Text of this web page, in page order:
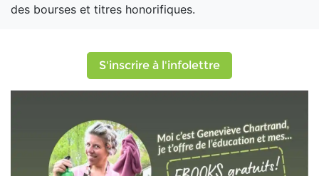
des bourses et titres honorifiques.
S'inscrire à l'infolettre